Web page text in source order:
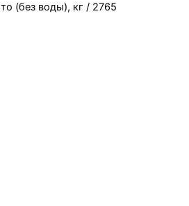
(без воды), кг / 2765